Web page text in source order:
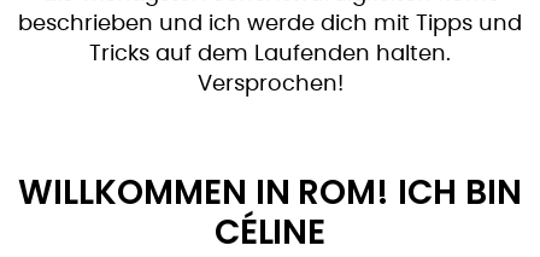
beschrieben und ich werde dich mit Tipps und
Tricks auf dem Laufenden halten.
Versprochen!
WILLKOMMEN IN ROM! ICH BIN
CÉLINE